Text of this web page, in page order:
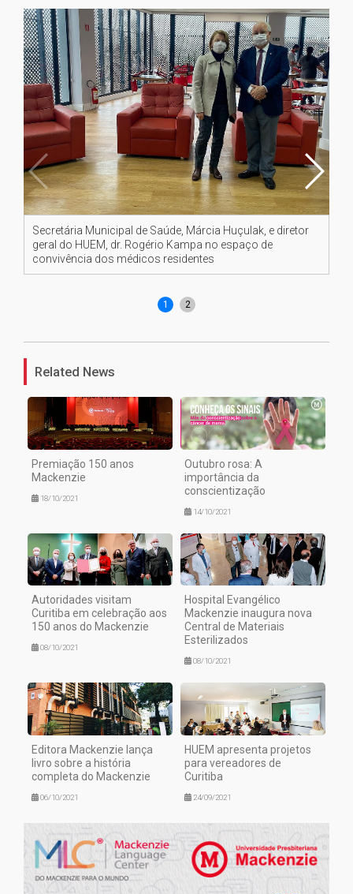
Secretária Municipal de Saúde, Márcia Huçulak, e diretor
geral do HUEM, dr. Rogério Kampa no espaço de
convivência dos médicos residentes
1 2
Related News
Premiação 150 anos
Mackenzie
18/10/2021
Outubro rosa: A
importância da
conscientização
14/10/2021
Autoridades visitam
Curitiba em celebração aos
150 anos do Mackenzie
08/10/2021
Hospital Evangélico
Mackenzie inaugura nova
Central de Materiais
Esterilizados
08/10/2021
Editora Mackenzie lança
livro sobre a história
completa do Mackenzie
06/10/2021
HUEM apresenta projetos
para vereadores de
Curitiba
24/09/2021